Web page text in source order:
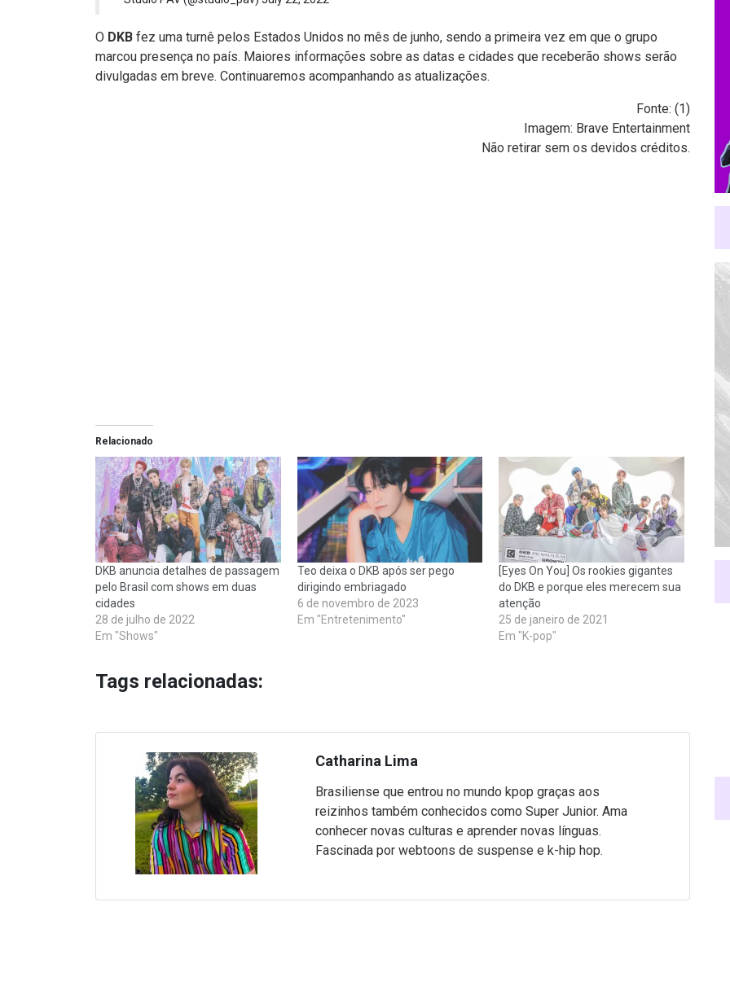
O DKB fez uma turnê pelos Estados Unidos no mês de junho, sendo a primeira vez em que o grupo
marcou presença no país. Maiores informações sobre as datas e cidades que receberão shows serão
divulgadas em breve. Continuaremos acompanhando as atualizações.
Fonte: (1)
Imagem: Brave Entertainment
Não retirar sem os devidos créditos.
Relacionado
DKB anuncia detalhes de passagem
pelo Brasil com shows em duas
cidades
28 de julho de 2022
Em "Shows"
Teo deixa o DKB após ser pego
dirigindo embriagado
6 de novembro de 2023
Em "Entretenimento"
[Eyes On You] Os rookies gigantes
do DKB e porque eles merecem sua
atenção
25 de janeiro de 2021
Em "K-pop"
Tags relacionadas:
Catharina Lima
Brasiliense que entrou no mundo kpop graças aos
reizinhos também conhecidos como Super Junior. Ama
conhecer novas culturas e aprender novas línguas.
Fascinada por webtoons de suspense e k-hip hop.